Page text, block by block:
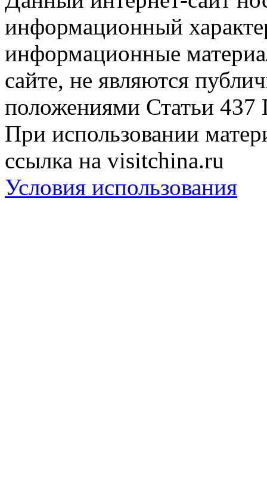
информационный
информационные
сайте, не являются
положениями Статьи 437
При использовании
ссылка на visitchina.ru
Условия использования